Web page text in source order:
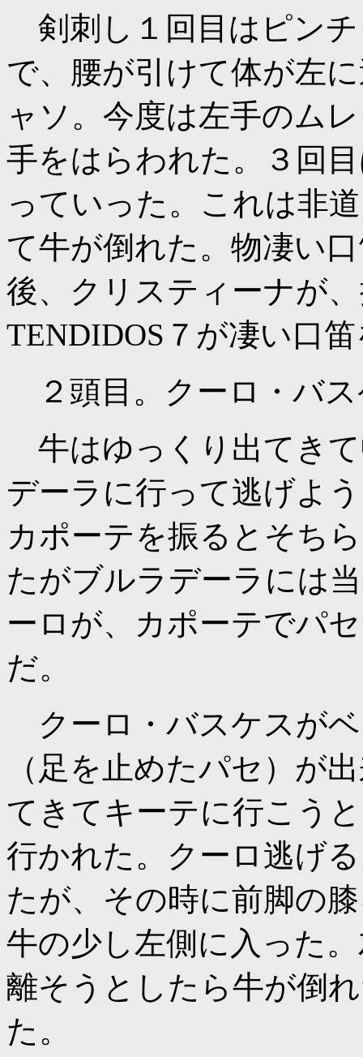
剣刺し１回目はピン
で、腰が引けて体が左
ャソ。今度は左手のム
手をはらわれた。３回
っていった。これは非
て牛が倒れた。物凄い
後、クリスティーナが
TENDIDOS７が凄い口
２頭目。クーロ・バ
牛はゆっくり出てき
デーラに行って逃げよ
カポーテを振るとそち
たがブルラデーラには
ーロが、カポーテでパ
だ。
クーロ・バスケスが
（足を止めたパセ）が
てきてキーテに行こう
行かれた。クーロ逃げ
たが、その時に前脚の
牛の少し左側に入った
離そうとしたら牛が倒
た。